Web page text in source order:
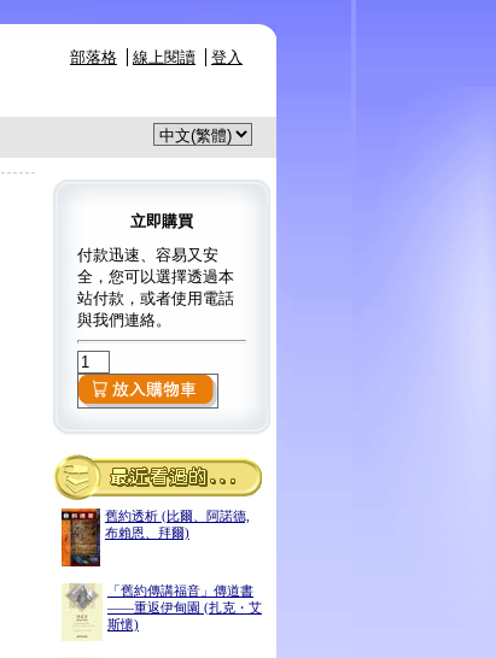
部落格 線上閱讀 登入
立即購買
付款迅速、容易又安
全，您可以選擇透過本
站付款，或者使用電話
與我們連絡。
舊約透析 (比爾、阿諾德,
布賴恩、拜爾)
「舊約傳講福音」傳道書
——重返伊甸園 (扎克・艾
斯懷)